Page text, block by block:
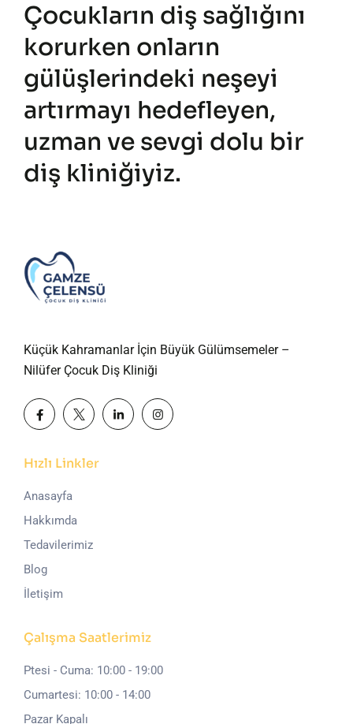
Çocukların diş sağlığını
korurken onların
gülüşlerindeki neşeyi
artırmayı hedefleyen,
uzman ve sevgi dolu bir
diş kliniğiyiz.
Küçük Kahramanlar İçin Büyük Gülümsemeler –
Nilüfer Çocuk Diş Kliniği
Hızlı Linkler
Anasayfa
Hakkımda
Tedavilerimiz
Blog
İletişim
Çalışma Saatlerimiz
Ptesi - Cuma: 10:00 - 19:00
Cumartesi: 10:00 - 14:00
Pazar Kapalı